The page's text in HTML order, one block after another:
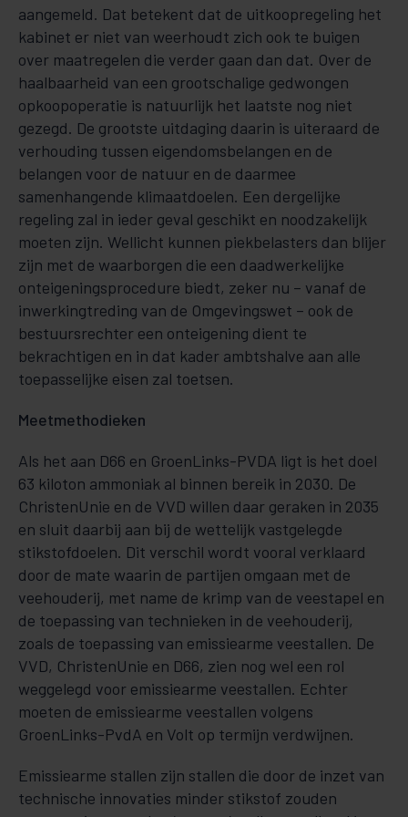
aangemeld. Dat betekent dat de uitkoopregeling het
kabinet er niet van weerhoudt zich ook te buigen
over maatregelen die verder gaan dan dat. Over de
haalbaarheid van een grootschalige gedwongen
opkoopoperatie is natuurlijk het laatste nog niet
gezegd. De grootste uitdaging daarin is uiteraard de
verhouding tussen eigendomsbelangen en de
belangen voor de natuur en de daarmee
samenhangende klimaatdoelen. Een dergelijke
regeling zal in ieder geval geschikt en noodzakelijk
moeten zijn. Wellicht kunnen piekbelasters dan blijer
zijn met de waarborgen die een daadwerkelijke
onteigeningsprocedure biedt, zeker nu – vanaf de
inwerkingtreding van de Omgevingswet – ook de
bestuursrechter een onteigening dient te
bekrachtigen en in dat kader ambtshalve aan alle
toepasselijke eisen zal toetsen.
Meetmethodieken
Als het aan D66 en GroenLinks-PVDA ligt is het doel
63 kiloton ammoniak al binnen bereik in 2030. De
ChristenUnie en de VVD willen daar geraken in 2035
en sluit daarbij aan bij de wettelijk vastgelegde
stikstofdoelen. Dit verschil wordt vooral verklaard
door de mate waarin de partijen omgaan met de
veehouderij, met name de krimp van de veestapel en
de toepassing van technieken in de veehouderij,
zoals de toepassing van emissiearme veestallen. De
VVD, ChristenUnie en D66, zien nog wel een rol
weggelegd voor emissiearme veestallen. Echter
moeten de emissiearme veestallen volgens
GroenLinks-PvdA en Volt op termijn verdwijnen.
Emissiearme stallen zijn stallen die door de inzet van
technische innovaties minder stikstof zouden